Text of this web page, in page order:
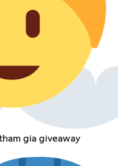
gia giveaway